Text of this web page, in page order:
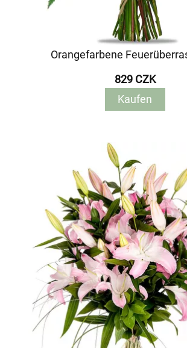
Orangefarbene
829 CZK
Kaufen